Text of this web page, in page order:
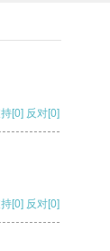
[0] 反对[0]
[0] 反对[0]